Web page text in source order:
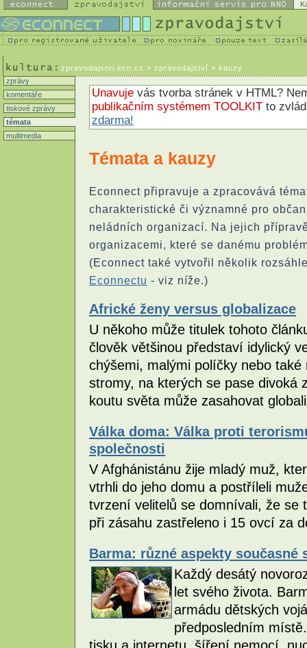
zpravodajstvi.ecn.cz > zpravodajství > kauzy
zprávy
komentáře
tiskové zprávy
témata
multimedia
Unavuje vás tvorba stránek v HTML?
publikačním systémem TOOLKIT to
zdarma!
Témata a kauzy
Econnect připravuje a zpracovává
charakteristické či významné pro
neládních organizací. Na jejich
organizacemi, které se danému
(Econnect také vytvořil několik
Econnectu - viz níže.)
Africké ženy versus globalizace
U někoho může titulek tohoto
člověk většinou představí idylický
chýšemi, malými políčky nebo
stromy, na kterých se pase divoká
koutu světa může zasahovat
Válka doma: Válka proti
společnosti
V Afghánistánu žije mladý muž,
vtrhli do jeho domu a postříleli
tvrzení velitelů se domnívali, že se
při zásahu zastřeleno i 15 ovcí za
Barma: různé aspekty současné
Každý desátý
let svého života.
armádu dětských
předposledním